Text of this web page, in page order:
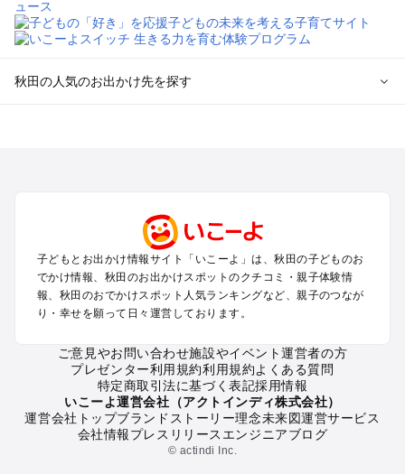
秋田の人気のお出かけ先を探す
田沢湖・角館・乳頭温泉・大曲のプールお出かけ
男鹿半島・白神のプールお出かけ
秋田の定番お出かけスポット
秋田の遊園地
秋田のバーベキュー
秋田の釣り
秋田の牧場
秋田のプール
秋田のアスレチック
子どもとお出かけ情報サイト「いこーよ」は、秋田の子どものお
でかけ情報、秋田のお出かけスポットのクチコミ・親子体験情
報、秋田のおでかけスポット人気ランキングなど、親子のつなが
り・幸せを願って日々運営しております。
ご意見やお問い合わせ施設やイベント運営者の方
プレゼンター利用規約利用規約よくある質問
特定商取引法に基づく表記採用情報
いこーよ運営会社（アクトインディ株式会社）
運営会社トップブランドストーリー理念未来図運営サービス
会社情報プレスリリース エンジニアブログ
© actindi Inc.